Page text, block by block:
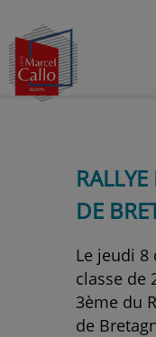
DE
Le jeudi 8
classe de
3ème du
de